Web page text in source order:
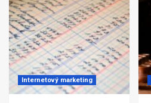
Internetový marketing